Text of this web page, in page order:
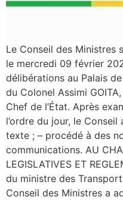
Le Conseil des Ministres
le mercredi 09 février
délibérations au Palais
du Colonel Assimi
Chef de l’État. Après
l’ordre du jour, le
texte ; – procédé à des
communications. AU
LEGISLATIVES ET
du ministre des
Conseil des Ministres a